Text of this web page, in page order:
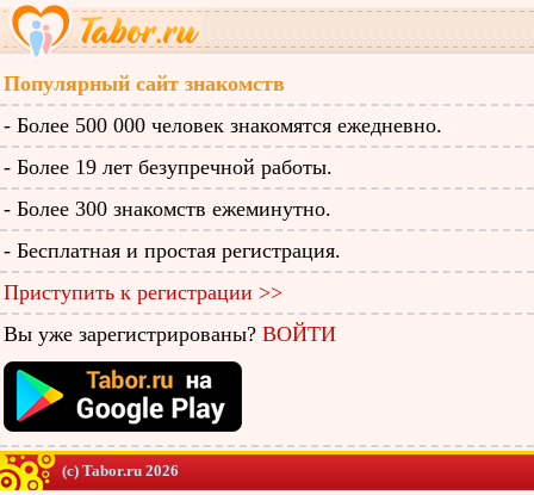
Популярный сайт знакомств
- Более 500 000 человек знакомятся ежедневно.
- Более 19 лет безупречной работы.
- Более 300 знакомств ежеминутно.
- Бесплатная и простая регистрация.
Приступить к регистрации >>
Вы уже зарегистрированы? ВОЙТИ
(c) Tabor.ru 2026